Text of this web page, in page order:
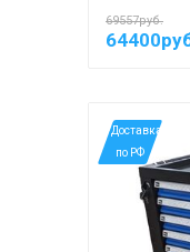
69557руб.
*Доставка
по РФ